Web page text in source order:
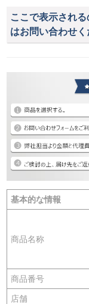
ここで表示され
はお問い合わせく
基本的な情報
商品名称
商品番号
店舗